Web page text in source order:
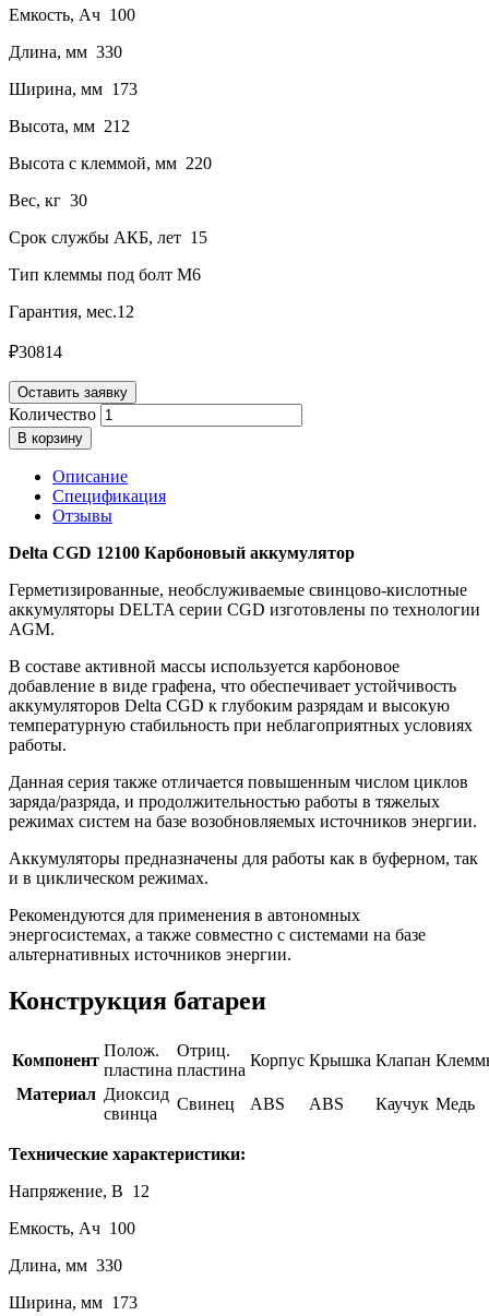
Емкость, Ач 100
Длина, мм 330
Ширина, мм 173
Высота, мм 212
Высота с клеммой, мм 220
Вес, кг 30
Срок службы АКБ, лет 15
Тип клеммы под болт М6
Гарантия, мес.12
₽30814
Оставить заявку
Количество
В корзину
Описание
Спецификация
Отзывы
Delta CGD 12100 Карбоновый аккумулятор
Герметизированные, необслуживаемые свинцово-кислотные
аккумуляторы DELTA серии CGD изготовлены по технологии
AGM.
В составе активной массы используется карбоновое
добавление в виде графена, что обеспечивает устойчивость
аккумуляторов Delta CGD к глубоким разрядам и высокую
температурную стабильность при неблагоприятных условиях
работы.
Данная серия также отличается повышенным числом циклов
заряда/разряда, и продолжительностью работы в тяжелых
режимах систем на базе возобновляемых источников энергии.
Аккумуляторы предназначены для работы как в буферном, так
и в циклическом режимах.
Рекомендуются для применения в автономных
энергосистемах, а также совместно с системами на базе
альтернативных источников энергии.
Конструкция батареи
Компонент
Полож.
пластина
Отриц.
пластина
Корпус Крышка Клапан
Материал Диоксид
свинца
Свинец ABS ABS Каучук Медь
Технические характеристики:
Напряжение, В 12
Емкость, Ач 100
Длина, мм 330
Ширина, мм 173